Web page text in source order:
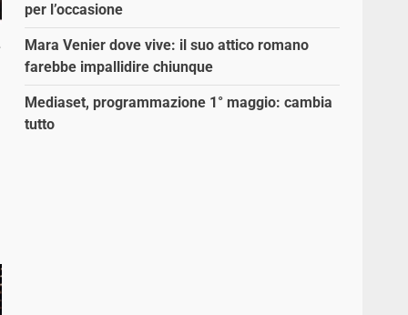
per l’occasione
Mara Venier dove vive: il suo attico romano
farebbe impallidire chiunque
Mediaset, programmazione 1° maggio: cambia
tutto